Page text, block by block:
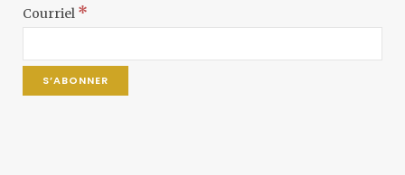
Courriel *